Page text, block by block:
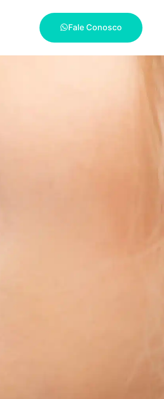
Fale Conosco